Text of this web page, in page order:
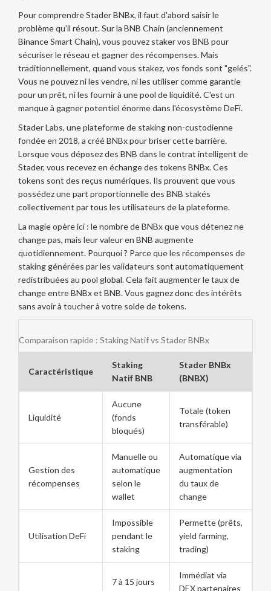
Pour comprendreStader BNBx, il faut d'abord saisir le
problème qu'il résout. Sur la BNB Chain (anciennement
Binance Smart Chain), vous pouvez staker vos BNB pour
sécuriser le réseau et gagner des récompenses. Mais
traditionnellement, quand vous stakez, vos fonds sont "gelés".
Vous ne pouvez ni les vendre, ni les utiliser comme garantie
pour un prêt, ni les fournir à une pool de liquidité. C'est un
manque à gagner potentiel énorme dans l'écosystème DeFi.
Stader Labs, une plateforme de staking non-custodienne
fondée en 2018, a créé BNBx pour briser cette barrière.
Lorsque vous déposez des BNB dans le contrat intelligent de
Stader, vous recevez en échange des tokens BNBx. Ces
tokens sont des reçus numériques. Ils prouvent que vous
possédez une part proportionnelle des BNB stakés
collectivement par tous les utilisateurs de la plateforme.
La magie opère ici : le nombre de BNBx que vous détenez ne
change pas, mais leur valeur en BNB augmente
quotidiennement. Pourquoi ? Parce que les récompenses de
staking générées par les validateurs sont automatiquement
redistribuées au pool global. Cela fait augmenter le taux de
change entre BNBx et BNB. Vous gagnez donc des intérêts
sans avoir à toucher à votre solde de tokens.
Comparaison rapide : Staking Natif vs Stader BNBx
Caractéristique
Staking
Natif BNB
Stader BNBx
(BNBX)
Liquidité
Aucune
(fonds
bloqués)
Totale (token
transférable)
Gestion des
récompenses
Manuelle ou
automatique
selon le
wallet
Automatique via
augmentation
du taux de
change
Utilisation DeFi
Impossible
pendant le
staking
Permette (prêts,
yield farming,
trading)
7 à 15 jours
Immédiat via
DEX partenaires